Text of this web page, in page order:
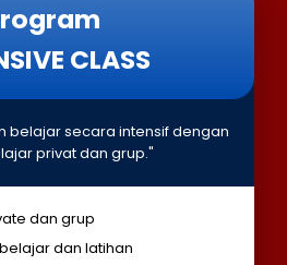
CLASS
belajar secara intensif dengan
privat dan grup."
dan grup
dan latihan